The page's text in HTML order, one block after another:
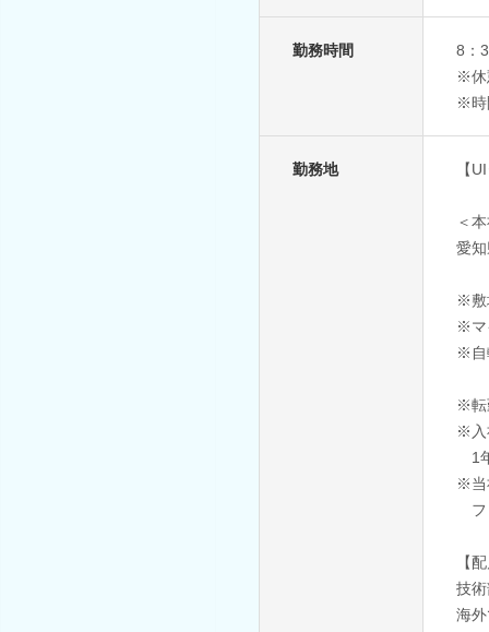
勤務時間
8：
※休
※時
勤務地 【
＜
愛
※敷
※マ
※自
※転
※入
1
※当
フ
【
技
海